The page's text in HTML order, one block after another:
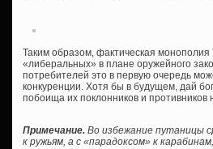
Таким образом, фактическая
«либеральных» в плане оружейного
потребителей это в первую очередь
конкуренции. Хотя бы в будущем, дай
побоища их поклонников и противников
Примечание. Во избежание путаницы
к ружьям, а с «парадоксом» к